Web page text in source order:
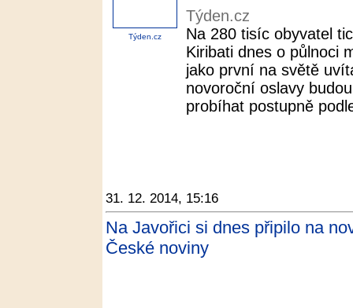
Týden.cz
Týden.cz
Na 280 tisíc obyvatel
Kiribati dnes o půlnoci
jako první na světě
novoroční oslavy
probíhat postupně
31. 12. 2014, 15:16
Na Javořici si dnes připilo na
České noviny